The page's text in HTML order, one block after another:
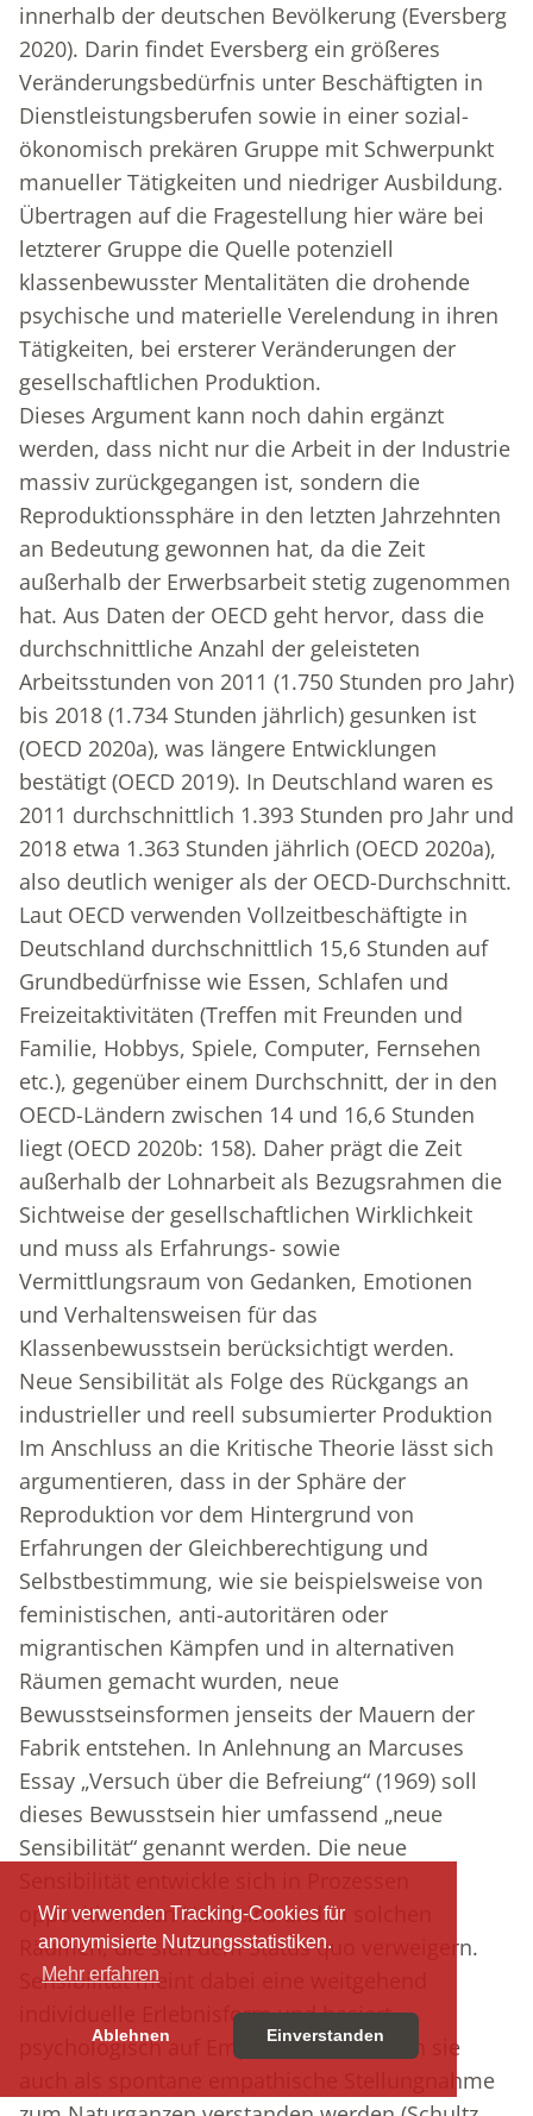
Wir verwenden Tracking-Cookies für
anonymisierte Nutzungsstatistiken.
Mehr erfahren
Ablehnen Einverstanden
innerhalb der deutschen Bevölkerung (Eversberg
2020). Darin findet Eversberg ein größeres
Veränderungsbedürfnis unter Beschäftigten in
Dienstleistungsberufen sowie in einer sozial-
ökonomisch prekären Gruppe mit Schwerpunkt
manueller Tätigkeiten und niedriger Ausbildung.
Übertragen auf die Fragestellung hier wäre bei
letzterer Gruppe die Quelle potenziell
klassenbewusster Mentalitäten die drohende
psychische und materielle Verelendung in ihren
Tätigkeiten, bei ersterer Veränderungen der
gesellschaftlichen Produktion.
Dieses Argument kann noch dahin ergänzt
werden, dass nicht nur die Arbeit in der Industrie
massiv zurückgegangen ist, sondern die
Reproduktionssphäre in den letzten Jahrzehnten
an Bedeutung gewonnen hat, da die Zeit
außerhalb der Erwerbsarbeit stetig zugenommen
hat. Aus Daten der OECD geht hervor, dass die
durchschnittliche Anzahl der geleisteten
Arbeitsstunden von 2011 (1.750 Stunden pro Jahr)
bis 2018 (1.734 Stunden jährlich) gesunken ist
(OECD 2020a), was längere Entwicklungen
bestätigt (OECD 2019). In Deutschland waren es
2011 durchschnittlich 1.393 Stunden pro Jahr und
2018 etwa 1.363 Stunden jährlich (OECD 2020a),
also deutlich weniger als der OECD-Durchschnitt.
Laut OECD verwenden Vollzeitbeschäftigte in
Deutschland durchschnittlich 15,6 Stunden auf
Grundbedürfnisse wie Essen, Schlafen und
Freizeitaktivitäten (Treffen mit Freunden und
Familie, Hobbys, Spiele, Computer, Fernsehen
etc.), gegenüber einem Durchschnitt, der in den
OECD-Ländern zwischen 14 und 16,6 Stunden
liegt (OECD 2020b: 158). Daher prägt die Zeit
außerhalb der Lohnarbeit als Bezugsrahmen die
Sichtweise der gesellschaftlichen Wirklichkeit
und muss als Erfahrungs- sowie
Vermittlungsraum von Gedanken, Emotionen
und Verhaltensweisen für das
Klassenbewusstsein berücksichtigt werden.
Neue Sensibilität als Folge des Rückgangs an
industrieller und reell subsumierter Produktion
Im Anschluss an die Kritische Theorie lässt sich
argumentieren, dass in der Sphäre der
Reproduktion vor dem Hintergrund von
Erfahrungen der Gleichberechtigung und
Selbstbestimmung, wie sie beispielsweise von
feministischen, anti-autoritären oder
migrantischen Kämpfen und in alternativen
Räumen gemacht wurden, neue
Bewusstseinsformen jenseits der Mauern der
Fabrik entstehen. In Anlehnung an Marcuses
Essay „Versuch über die Befreiung“ (1969) soll
dieses Bewusstsein hier umfassend „neue
Sensibilität“ genannt werden. Die neue
oppositionellen Handelns und in solchen
Räumen, die sich dem Status quo verweigern.
Sensibilität meint dabei eine weitgehend
individuelle Erlebnisform und basiert
psychologisch auf Empathie. Somit kann sie
auch als spontane empathische Stellungnahme